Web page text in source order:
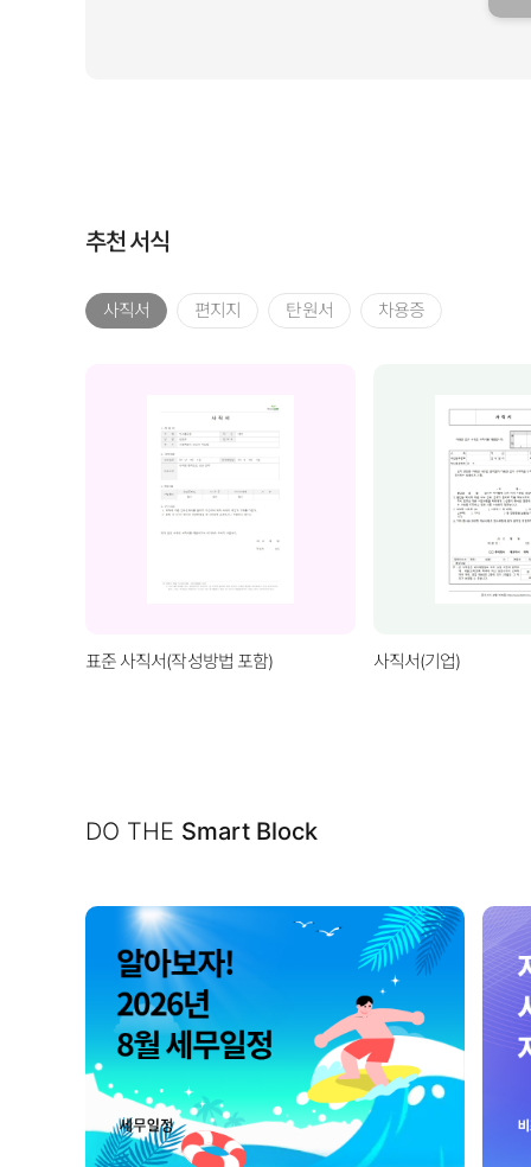
추천 서식
사직서 편지지 탄원서 차용증
표준 사직서(작성방법 포함) 사직서(기업)
DO THE Smart Block